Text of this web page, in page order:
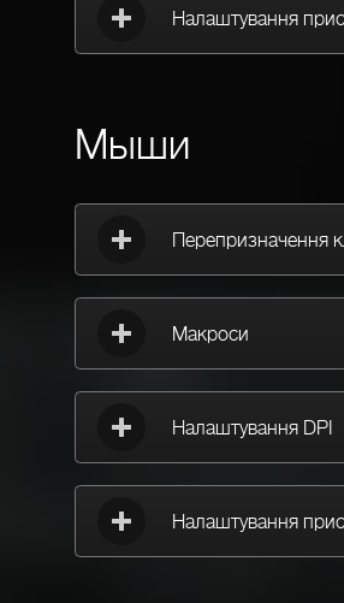
Налаштування
Мыши
Перепризначення
Макроси
Налаштування DPI
Налаштування